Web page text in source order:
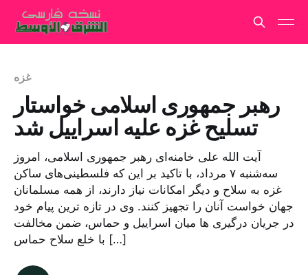
غزه
رهبر جمهوری اسلامی خواستار
تسلیح غزه علیه اسراییل شد
آیت الله علی خامنه‌ای رهبر جمهوری اسلامی، امروز
سه‌شنبه ۷ مرداد، با تاکید بر این که فلسطینی‌های ساکن
غزه به سلاح و دیگر امکانات نیاز دارند، از همه مسلمانان
جهان خواست آنان را تجهیز کنند. وی در تازه ترین پیام خود
در جریان درگیری ها میان اسراییل و حماس، ضمن مخالفت
با خلع سلاح حماس […]